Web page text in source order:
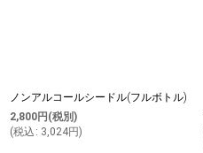
ノンアルコールシードル(フルボトル)
2,800円 (税別)
(税込 : 3,024円)